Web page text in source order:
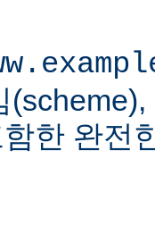
한 완전